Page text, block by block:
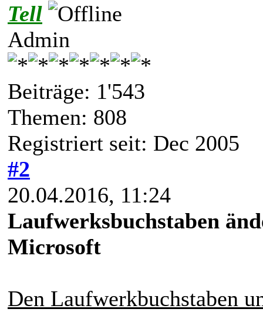
Tell
Admin
Beiträge: 1'543
Themen: 808
Registriert seit: Dec 2005
#2
20.04.2016, 11:24
Laufwerksbuchstaben
Microsoft
Den Laufwerkbuchstaben